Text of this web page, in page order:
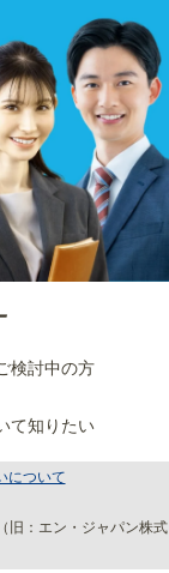
検討中の方
たい方
て知りたい
について
旧：エン・ジャパン株式